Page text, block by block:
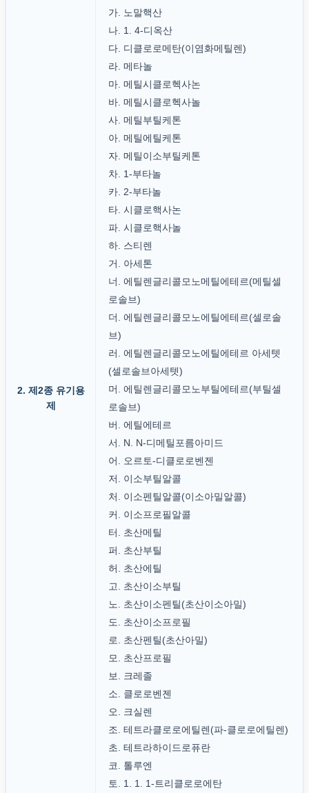
2. 제2종 유기용
제
가. 노말핵산
나. 1. 4-디옥산
다. 디클로로메탄(이염화메틸렌)
라. 메타놀
마. 메틸시클로헥사논
바. 메틸시클로헥사놀
사. 메틸부틸케톤
아. 메틸에틸케톤
자. 메틸이소부틸케톤
차. 1-부타놀
카. 2-부타놀
타. 시클로핵사논
파. 시클로핵사놀
하. 스티렌
거. 아세톤
너. 에틸렌글리콜모노메틸에테르(메틸셀
로솔브)
더. 에틸렌글리콜모노에틸에테르(셀로솔
브)
러. 에틸렌글리콜모노에틸에테르 아세텟
(셀로솔브아세텟)
머. 에틸렌글리콜모노부틸에테르(부틸셀
로솔브)
버. 에틸에테르
서. N. N-디메틸포름아미드
어. 오르토-디클로로벤젠
저. 이소부틸알콜
처. 이소펜틸알콜(이소아밀알콜)
커. 이소프로필알콜
터. 초산메틸
퍼. 초산부틸
허. 초산에틸
고. 초산이소부틸
노. 초산이소펜틸(초산이소아밀)
도. 초산이소프로필
로. 초산펜틸(초산아밀)
모. 초산프로필
보. 크레졸
소. 클로로벤젠
오. 크실렌
조. 테트라클로로에틸렌(파-클로로에틸렌)
초. 테트라하이드로퓨란
코. 톨루엔
토. 1. 1. 1-트리클로로에탄